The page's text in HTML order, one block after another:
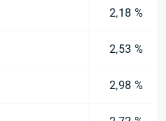
2,18 %
2,53 %
2,98 %